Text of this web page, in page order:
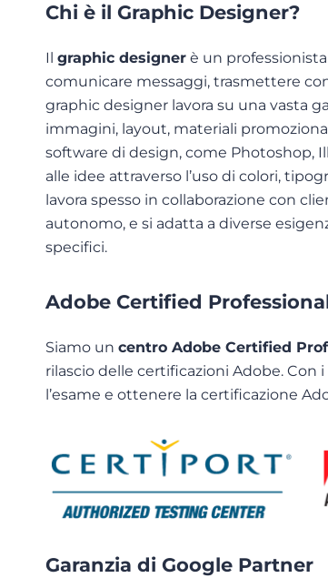
Chi è il Graphic Designer?
Il graphic designer è un
comunicare messaggi, trasmettere
graphic designer lavora su una vasta
immagini, layout, materiali
software di design, come Photoshop,
alle idee attraverso l’uso di colori,
lavora spesso in collaborazione con
autonomo, e si adatta a diverse
specifici.
Adobe Certified
Siamo un centro Adobe Certified
rilascio delle certificazioni Adobe. Con
l’esame e ottenere la certificazione
Garanzia di Google Partner